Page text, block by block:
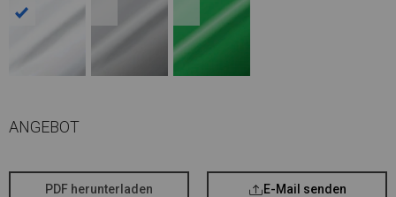
ANGEBOT
PDF herunterladen E-Mail senden